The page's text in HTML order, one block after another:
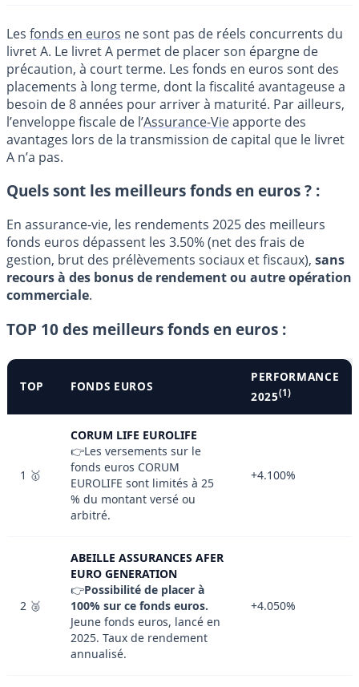
Les fonds en euros ne sont pas de réels concurrents du
livret A. Le livret A permet de placer son épargne de
précaution, à court terme. Les fonds en euros sont des
placements à long terme, dont la fiscalité avantageuse a
besoin de 8 années pour arriver à maturité. Par ailleurs,
l’enveloppe fiscale de l’Assurance-Vieapporte des
avantages lors de la transmission de capital que le livret
A n’a pas.
Quels sont les meilleurs fonds en euros ? :
En assurance-vie, les rendements 2025 des meilleurs
fonds euros dépassent les 3.50% (net des frais de
gestion, brut des prélèvements sociaux et fiscaux), sans
recours à des bonus de rendement ou autre opération
commerciale.
TOP 10 des meilleurs fonds en euros :
TOP FONDS EUROS
PERFORMANCE
2025(1)
1 🥇
CORUM LIFE EUROLIFE
👉Les versements sur le
fonds euros CORUM
EUROLIFE sont limités à 25
% du montant versé ou
arbitré.
+4.100%
2 🥈
ABEILLE ASSURANCES AFER
EURO GENERATION
👉Possibilité de placer à
100% sur ce fonds euros.
Jeune fonds euros, lancé en
2025. Taux de rendement
annualisé.
+4.050%